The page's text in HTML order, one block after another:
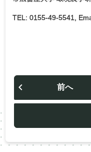
TEL: 0155-49-5541,
前へ